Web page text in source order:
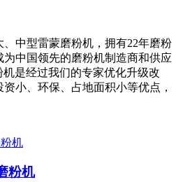
中型雷蒙磨粉机，拥有22年磨粉
中国领先的磨粉机制造商和供应
是经过我们的专家优化升级改
小、环保、占地面积小等优点，
粉机